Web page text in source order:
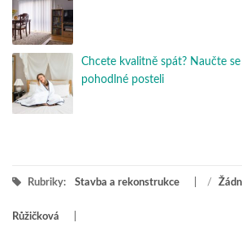
Chcete kvalitně spát? Naučte
pohodlné posteli
Rubriky: Stavba a rekonstrukce /
Růžičková